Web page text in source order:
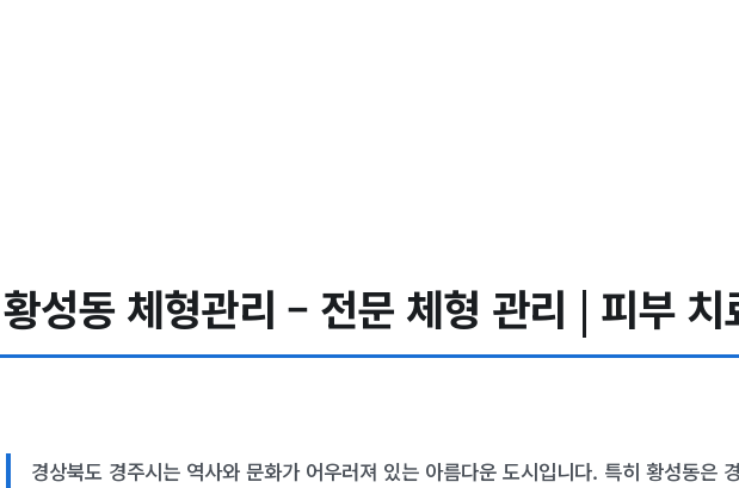
성동 체형관리 – 전문 체형 관리 | 피부
경상북도 경주시는 역사와 문화가 어우러져 있는 아름다운 도시입니다. 특히 황성동은